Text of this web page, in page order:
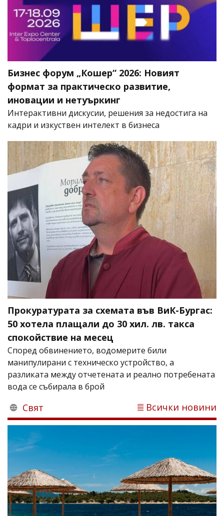
Бизнес форум „Кошер“ 2026: Новият
формат за практическо развитие,
иновации и нетуъркинг
Интерактивни дискусии, решения за недостига на
кадри и изкуствен интелект в бизнеса
Прокуратурата за схемата във ВиК-Бургас:
50 хотела плащали до 30 хил. лв. такса
спокойствие на месец
Според обвинението, водомерите били
манипулирани с техническо устройство, а
разликата между отчетената и реално потребената
вода се събирала в брой
Свят Всички новини